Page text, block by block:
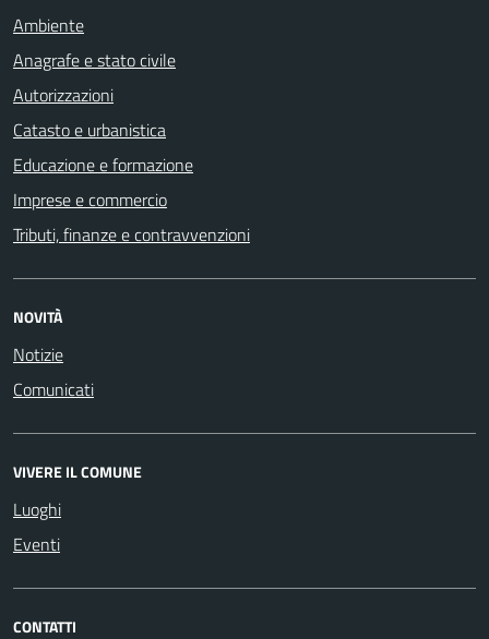
Ambiente
Anagrafe e stato civile
Autorizzazioni
Catasto e urbanistica
Educazione e formazione
Imprese e commercio
Tributi, finanze e contravvenzioni
NOVITÀ
Notizie
Comunicati
VIVERE IL COMUNE
Luoghi
Eventi
CONTATTI